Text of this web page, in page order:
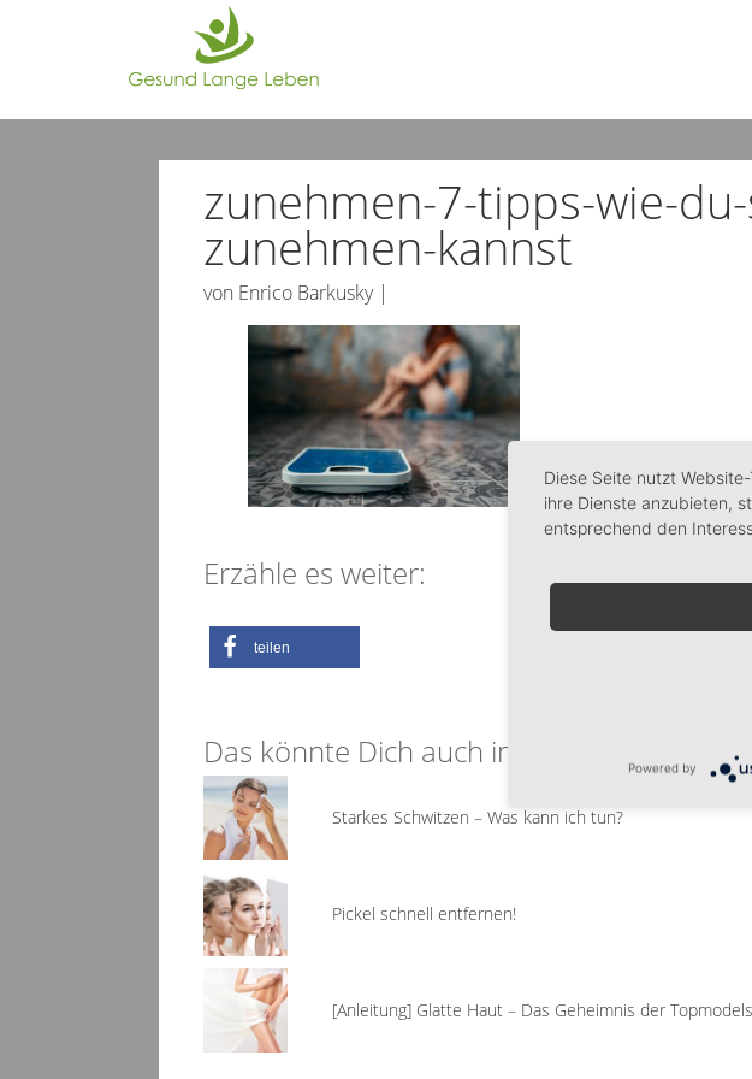
zunehmen-7-tipps-wie-
zunehmen-kannst
von Enrico Barkusky|
Erzähle es weiter:
teilen
Das könnte Dich auch interessieren:
Starkes Schwitzen – Was kann ich tun?
Pickel schnell entfernen!
[Anleitung] Glatte Haut – Das Geheimnis der
Diese Seite nutzt
ihre Dienste anzubieten,
entsprechend den
Powered by